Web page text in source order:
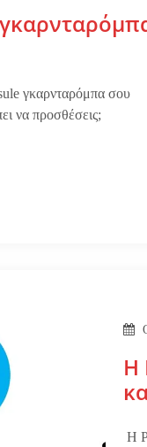
γκαρνταρόμπα σου
να προσθέσεις;
Η
H